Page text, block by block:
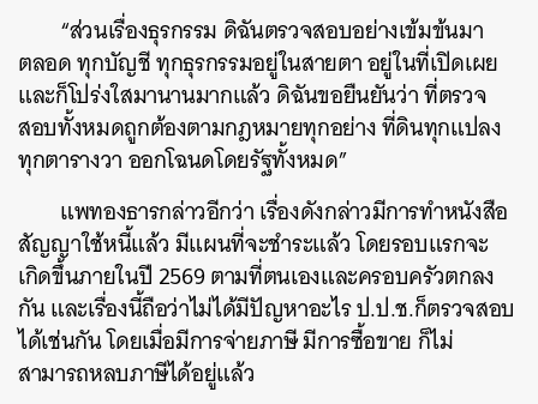
“ส่วนเรื่องธุรกรรม ดิฉันตรวจสอบอย่างเข้มข้นมา
ตลอด ทุกบัญชี ทุกธุรกรรมอยู่ในสายตา อยู่ในที่เปิดเผย
และก็โปร่งใสมานานมากแล้ว ดิฉันขอยืนยันว่า ที่ตรวจ
สอบทั้งหมดถูกต้องตามกฎหมายทุกอย่าง ที่ดินทุกแปลง
ทุกตารางวา ออกโฉนดโดยรัฐทั้งหมด”
แพทองธารกล่าวอีกว่า เรื่องดังกล่าวมีการทำหนังสือ
สัญญาใช้หนี้แล้ว มีแผนที่จะชำระแล้ว โดยรอบแรกจะ
เกิดขึ้นภายในปี 2569 ตามที่ตนเองและครอบครัวตกลง
กัน และเรื่องนี้ถือว่าไม่ได้มีปัญหาอะไร ป.ป.ช.ก็ตรวจสอบ
ได้เช่นกัน โดยเมื่อมีการจ่ายภาษี มีการซื้อขาย ก็ไม่
สามารถหลบภาษีได้อยู่แล้ว
ค้นหา
SHARE TWEET